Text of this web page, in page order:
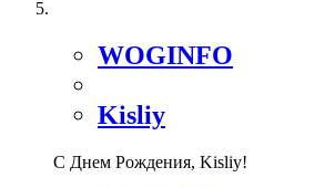
WOGINFO
Kisliy
С Днем Рождения, Kisliy!